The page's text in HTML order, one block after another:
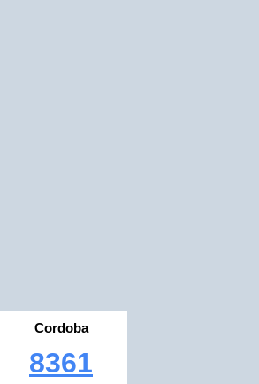
Cordoba
8361